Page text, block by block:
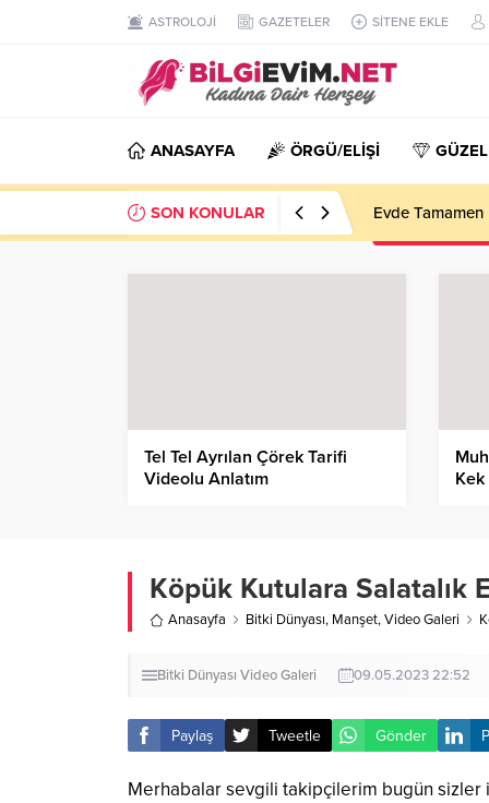
ASTROLOJİ GAZETELER SİTENE EKLE
ANASAYFA ÖRGÜ/ELİŞİ
SON KONULAR Evde
Tel Tel Ayrılan Çörek Tarifi
Videolu Anlatım
Kek
Köpük Kutulara Salatalık
Anasayfa Bitki Dünyası, Manşet,Video Galeri
Bitki Dünyası Video Galeri 09.05.2023 22:52
Paylaş Tweetle Gönder
Merhabalar sevgili takipçilerim bugün sizler